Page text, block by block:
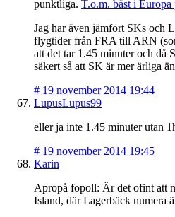
punktliga. T.o.m. bäst i
Jag har även jämfört SKs och
flygtider från FRA till ARN
att det tar 1.45 minuter och då
säkert så att SK är mer ärliga
# 19 november 2014 19:44
LupusLupus99
eller ja inte 1.45 minuter utan
# 19 november 2014 19:45
Karin
Apropå fopoll: Är det ofint att
Island, där Lagerbäck numera